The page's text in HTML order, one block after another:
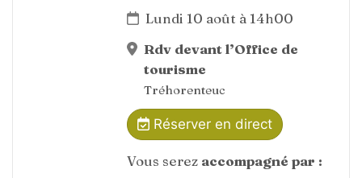
Lundi 10 août à 14h00
Rdv devant l’Office de
tourisme
Tréhorenteuc
Réserver en direct
Vous serez accompagné par :